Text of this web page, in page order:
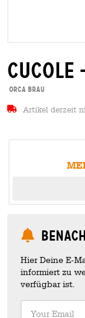
cucole
orca brau
Artikel derzeit
Hier Deine E-
informiert zu
verfügbar ist.